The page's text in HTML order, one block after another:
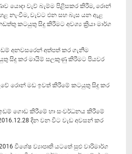
වැව් බැම්ම පිළිසකර කිරීම, රොන්
නැංවීම, වැවට එන සහ බැස යන ඇළ
කටයුතු සිදු කිරීමට අවශ්‍ය ක්‍රියා මාර්ග
අත්පත් කර ගැනීම
සිදු කර මායිම් සලකුණු කිරීමට පියවර
රොන් මඩ ඉවත් කිරීමේ කටයුතු සිදු කර
ඉඩම් ගොඩ කිරීමේ හා සංවර්ධනය කිරීමේ
දින වන විට වැඩ අවසන් කර
විශේෂ ව්‍යාපෘති යටතේ සුළු වාරිමාර්ග